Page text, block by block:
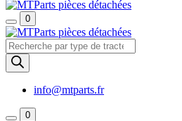
0
Recherche
de
produits
info@mtparts.fr
0